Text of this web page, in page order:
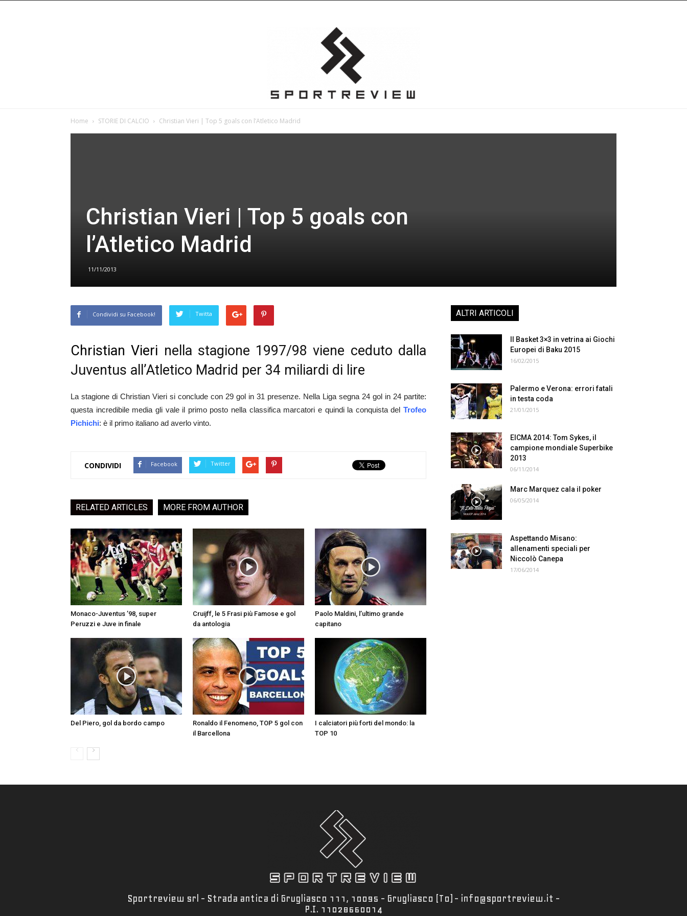
Home STORIE DI CALCIO Christian Vieri | Top 5 goals con l’Atletico Madrid
Christian Vieri | Top 5 goals con
l’Atletico Madrid
11/11/2013
Condividi su Facebook! Twitta
Christian Vieri nella stagione 1997/98 viene ceduto dalla
Juventus all’Atletico Madrid per 34 miliardi di lire
La stagione di Christian Vieri si conclude con 29 gol in 31 presenze. Nella Liga segna 24 gol in 24 partite:
questa incredibile media gli vale il primo posto nella classifica marcatori e quindi la conquista del Trofeo
Pichichi: è il primo italiano ad averlo vinto.
CONDIVIDI Facebook Twitter
RELATED ARTICLES MORE FROM AUTHOR
Monaco-Juventus ’98, super
Peruzzi e Juve in finale
Cruijff, le 5 Frasi più Famose e gol
da antologia
Paolo Maldini, l’ultimo grande
capitano
Del Piero, gol da bordo campo
Ronaldo il Fenomeno, TOP 5 gol con
il Barcellona
I calciatori più forti del mondo: la
TOP 10
ALTRI ARTICOLI
Il Basket 3×3 in vetrina ai Giochi
Europei di Baku 2015
16/02/2015
Palermo e Verona: errori fatali
in testa coda
21/01/2015
EICMA 2014: Tom Sykes, il
campione mondiale Superbike
2013
06/11/2014
Marc Marquez cala il poker
06/05/2014
Aspettando Misano:
allenamenti speciali per
Niccolò Canepa
17/06/2014
Sportreview srl - Strada antica di Grugliasco 111, 10095 - Grugliasco (To) - info@sportreview.it -
P.I. 11028660014